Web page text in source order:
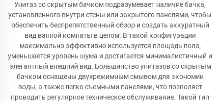
Унитаз со скрытым бачком подразумевает наличие бачка,
установленного внутри стены или закрытого панелями, чтобы
обеспечить беспрепятственный обзор и создать аккуратный
вид ванной комнаты в целом. В такой конфигурации
максимально эффективно используется площадь пола,
уменьшается уровень шума и достигается минималистичный и
элегантный внешний вид. Большинство унитазов со скрытым
бачком оснащены двухрежимным смывом для экономии
воды, а также легко съемными панелями, что позволяет
проводить регулярное техническое обслуживание. Такой тип